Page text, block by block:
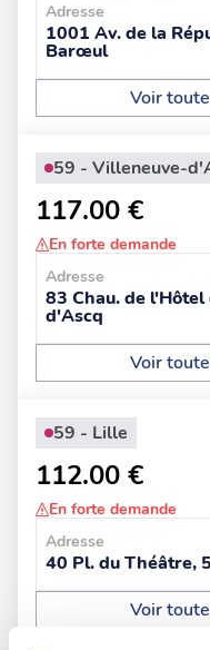
Adresse
1001 Av. de la
Barœul
Voir
59 - Villeneuve-
117.00 €
En forte demande
Adresse
83 Chau. de
d'Ascq
Voir
59 - Lille
112.00 €
En forte demande
Adresse
40 Pl. du Théâtre,
Voir